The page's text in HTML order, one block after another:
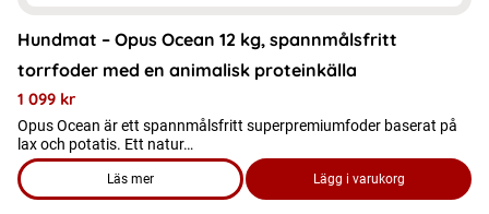
Hundmat – Opus Ocean 12 kg, spannmålsfritt
torrfoder med en animalisk proteinkälla
1 099 kr
Opus Ocean är ett spannmålsfritt superpremiumfoder baserat på
lax och potatis. Ett natur…
Läs mer
om produkten Hundmat – Opus Ocean 12 kg,
Lägg i varukorg